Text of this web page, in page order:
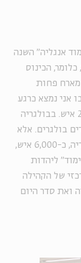
אנגליה" השנה
הכינוס
מארח פחות
אני נמצא כרגע
- המשמש בית למשך שבוע ללא פחות מ-2,600 איש. בבולגריה
יהודים בולגרים. אלא
שאם ניזכר בגודל האוכלוסייה היהודית בבולגריה, כ-6,000 איש,
ליהדות
של הקהילה
ואת סדר היום